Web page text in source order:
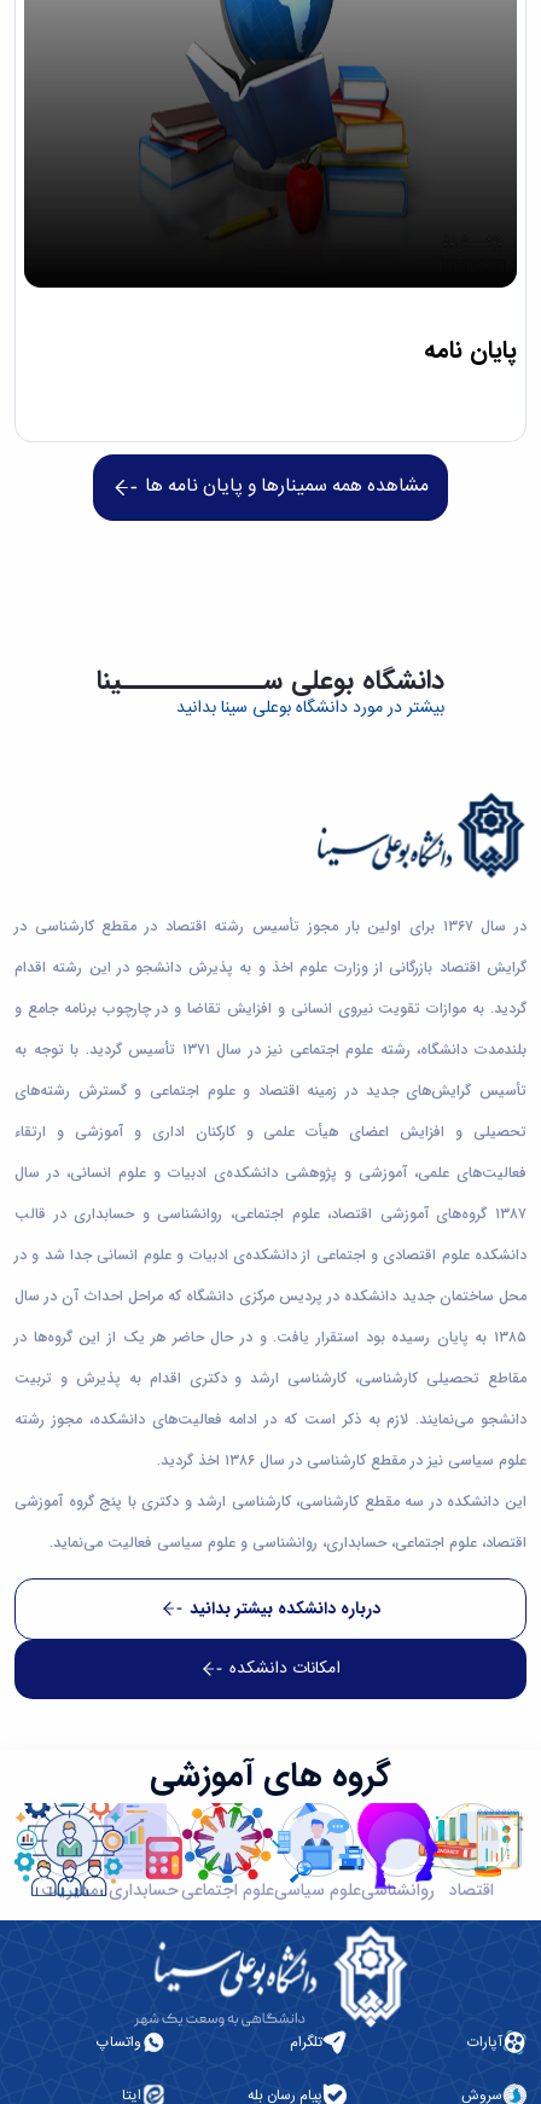
پایان نامه
مشاهده همه سمینارها و پایان نامه ها
دانشگاه بوعلی ســـــــــــــینا
بیشتر در مورد دانشگاه بوعلی سینا بدانید
طرح‌های پژوهشی
...
آزمایشگاه‌ها و کارگاه‌ها
در سال ۱۳۶۷ برای اولین بار مجوز تأسیس رشته اقتصاد در مقطع کارشناسی در
گرایش اقتصاد بازرگانی از وزارت علوم اخذ و به پذیرش دانشجو در این رشته اقدام
گردید. به موازات تقویت نیروی انسانی و افزایش تقاضا و در چارچوب برنامه جامع و
بلندمدت دانشگاه، رشته علوم اجتماعی نیز در سال ۱۳۷۱ تأسیس گردید. با توجه به
تأسیس گرایش‌های جدید در زمینه اقتصاد و علوم اجتماعی و گسترش رشته‌های
تحصیلی و افزایش اعضای هیأت علمی و کارکنان اداری و آموزشی و ارتقاء
فعالیت‌های علمی، آموزشی و پژوهشی دانشکده‌ی ادبیات و علوم انسانی، در سال
۱۳۸۷ گروه­‌های آموزشی اقتصاد، علوم اجتماعی، روان­شناسی و حسابداری در قالب
دانشکده علوم اقتصادی و اجتماعی از دانشکده‌ی ادبیات و علوم انسانی جدا شد و در
محل ساختمان جدید دانشکده در پردیس مرکزی دانشگاه که مراحل احداث آن در سال
۱۳۸۵ به پایان رسیده بود استقرار یافت. و در حال حاضر هر یک از این گروه‌­ها در
مقاطع تحصیلی کارشناسی، کارشناسی ارشد و دکتری اقدام به پذیرش و تربیت
دانشجو می‌نمایند. لازم به ذکر است که در ادامه فعالیت­‌های دانشکده، مجوز رشته
علوم سیاسی نیز در مقطع کارشناسی در سال ۱۳۸۶ اخذ گردید.
این دانشکده در سه مقطع کارشناسی، کارشناسی ارشد و دکتری با پنج گروه آموزشی
اقتصاد، علوم اجتماعی، حسابداری، روانشناسی و علوم سیاسی فعالیت می‌نماید.
درباره دانشکده بیشتر بدانید
امکانات دانشکده
گروه های آموزشی
اقتصاد روانشناسیعلوم سیاسیعلوم اجتماعیحسابداری مدیریت
آپارات تلگرام واتساپ
سروش پیام رسان بله ایتا